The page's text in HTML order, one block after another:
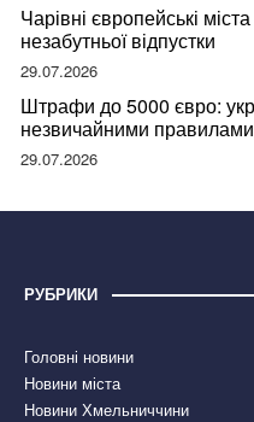
Чарівні європейські
незабутньої відпустки
29.07.2026
Штрафи до 5000 євро:
незвичайними правилами
правдою
29.07.2026
РУБРИКИ
Головні новини
Новини міста
Новини Хмельниччини